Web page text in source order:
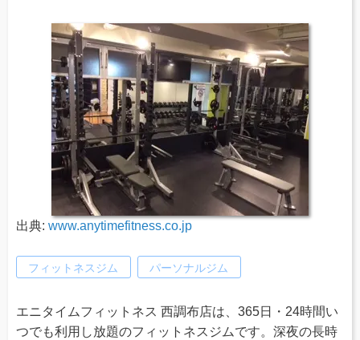
出典: www.anytimefitness.co.jp
フィットネスジム パーソナルジム
エニタイムフィットネス 西調布店は、365日・24時間い
つでも利用し放題のフィットネスジムです。深夜の長時